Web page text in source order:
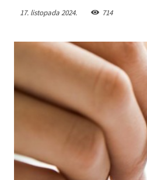
17. listopada 2024. 714